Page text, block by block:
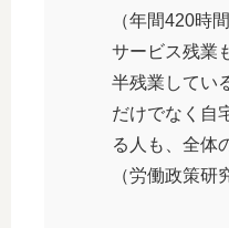
（年間420時
サービス残業
半残業してい
だけでなく自
る人も、全体
（労働政策研